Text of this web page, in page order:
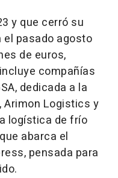
y que cerró su
pasado agosto
de euros,
compañías
dedicada a la
Arimon Logistics y
logística de frío
abarca el
pensada para